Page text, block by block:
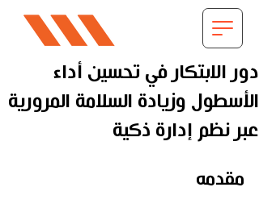
دور الابتكار في تحسين أداء
الأسطول وزيادة السلامة المرورية
عبر نظم إدارة ذكية
مقدمه